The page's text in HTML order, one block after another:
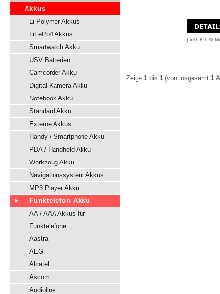
Akkus
Li-Polymer Akkus
LiFePo4 Akkus
Smartwatch Akku
USV Batterien
Camcorder Akku
Digital Kamera Akku
Notebook Akku
Standard Akku
Externe Akkus
Handy / Smartphone Akku
PDA / Handheld Akku
Werkzeug Akku
Navigationssystem Akkus
MP3 Player Akku
Funktelefon Akku
AA / AAA Akkus für
Funktelefone
Aastra
AEG
Alcatel
Ascom
Audioline
( inkl. 8.1 %
Zeige 1 bis 1 (von insgesamt 1